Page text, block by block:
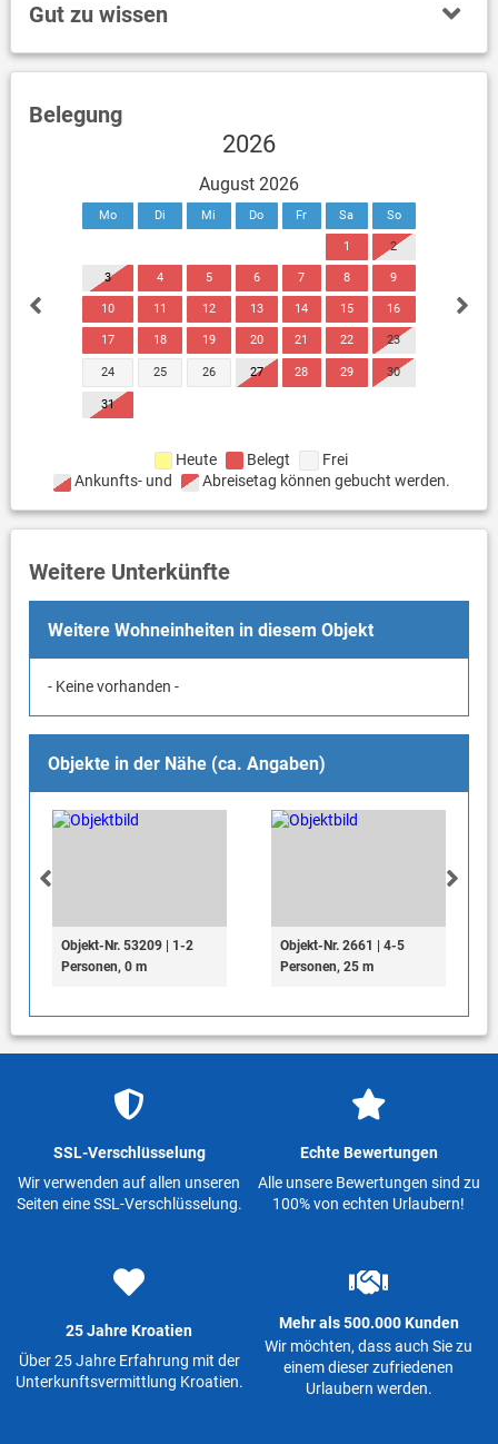
Gut zu wissen
Belegung
2026
August 2026
Mo Di Mi Do Fr Sa So
1 2
3 4 5 6 7 8 9
10 11 12 13 14 15 16
17 18 19 20 21 22 23
24 25 26 27 28 29 30
31
Heute Belegt
Frei
Ankunfts- und
Abreisetag können gebucht werden.
Weitere Unterkünfte
Weitere Wohneinheiten in diesem Objekt
- Keine vorhanden -
Objekte in der Nähe (ca. Angaben)
Objekt-Nr. 53209 | 1-2
Personen, 0 m
Objekt-Nr. 2661 | 4-5
Personen, 25 m
SSL-Verschlüsselung
Wir verwenden auf allen unseren
Seiten eine SSL-Verschlüsselung.
Echte Bewertungen
Alle unsere Bewertungen sind zu
100% von echten Urlaubern!
25 Jahre Kroatien
Über 25 Jahre Erfahrung mit der
Unterkunftsvermittlung Kroatien.
Mehr als 500.000 Kunden
Wir möchten, dass auch Sie zu
einem dieser zufriedenen
Urlaubern werden.